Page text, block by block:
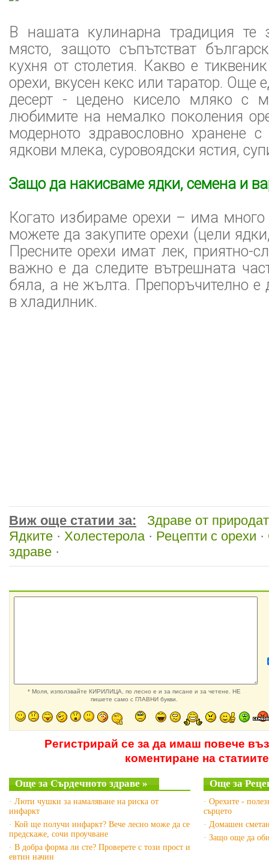
В нашата кулинарна традиция те
място, защото съпътстват
кухня от столетия. Какво е
орехи, вкусен кекс или таратор. Още
десерт - цедено кисело мляко с
любимите на немалко поколения
модерното здравословно хранене
ядкови млека, суровоядски ястия,
Защо да накисваме ядки, семена и
Когато избираме орехи – има много
можете да закупите орехи (цели
Пресните орехи имат лек, приятно-
важно е да следите вътрешната
бяла, а не жълта. Препоръчително е
в хладилник.
Виж още статии за:
Здраве от
Ядките · Холестерола· Рецепти с орехи ·
здраве ·
* Моля, използвайте КИРИЛИЦА, по лесно е и за писане и за четене. НЕ
пишете само с ГЛАВНИ букви.
Регистрирай се за да имаш повече
коментиране на статиите
Още за Сърдечното здраве »
· Люти чушки за намаляване на риска от
инфаркт
· Кой ще получи инфаркт? Вече лесно може да се
предскаже, сочи проучване
· В добра форма ли сте? Проверете с този прост и
евтин начин
Още за
· Орехите -
сърцето
· Домашен
· Защо още да